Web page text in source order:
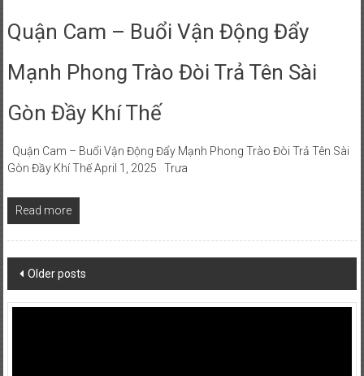
Quận Cam – Buổi Vận Động Đẩy
Mạnh Phong Trào Đòi Trả Tên Sài
Gòn Đầy Khí Thế
Quận Cam – Buổi Vận Động Đẩy Mạnh Phong Trào Đòi Trả Tên Sài
Gòn Đầy Khí Thế April 1, 2025 Trưa
Read more
Posts
navigation
Older posts